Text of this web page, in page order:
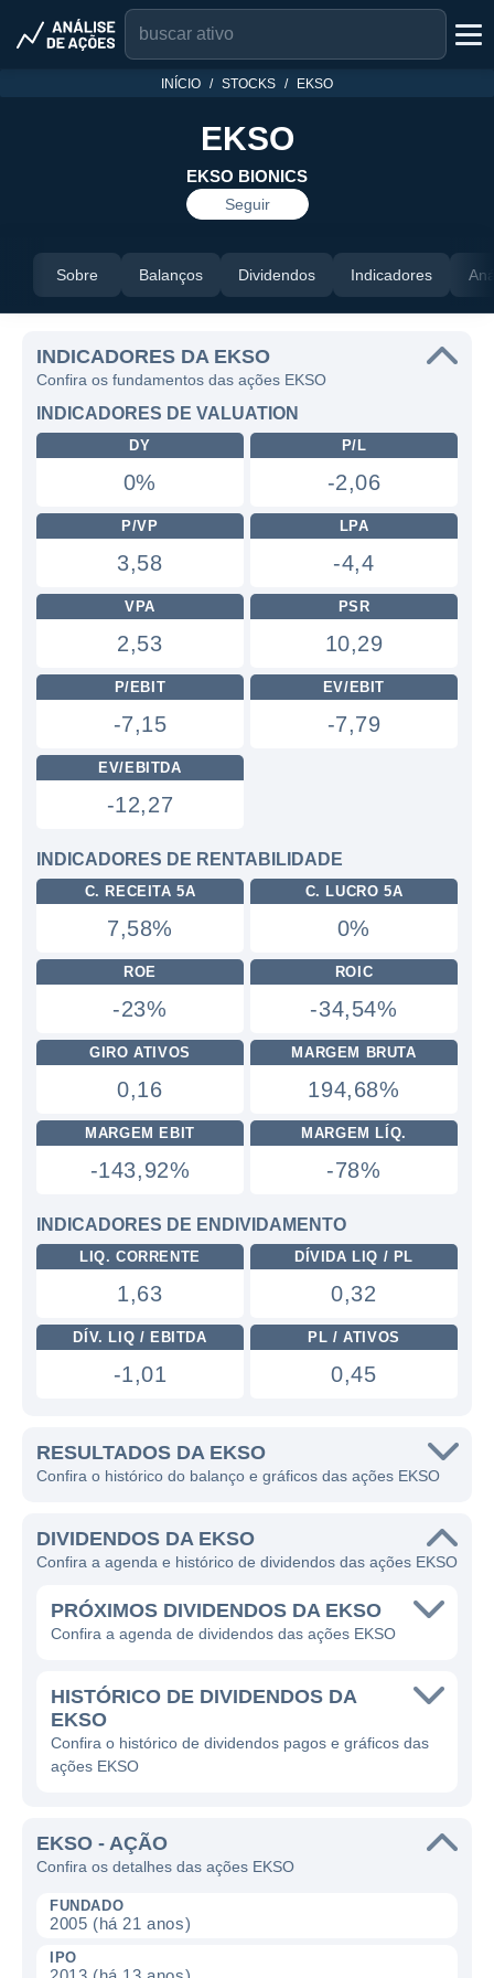
INÍCIO STOCKS EKSO
EKSO
EKSO BIONICS
Seguir
Sobre Balanços Dividendos Indicadores
INDICADORES DA EKSO
Confira os fundamentos das ações EKSO
INDICADORES DE VALUATION
DY
0%
P/L
-2,06
P/VP
3,58
LPA
-4,4
VPA
2,53
PSR
10,29
P/EBIT
-7,15
EV/EBIT
-7,79
EV/EBITDA
-12,27
INDICADORES DE RENTABILIDADE
C. RECEITA 5A
7,58%
C. LUCRO 5A
0%
ROE
-23%
ROIC
-34,54%
GIRO ATIVOS
0,16
MARGEM BRUTA
194,68%
MARGEM EBIT
-143,92%
MARGEM LÍQ.
-78%
INDICADORES DE ENDIVIDAMENTO
LIQ. CORRENTE
1,63
DÍVIDA LIQ / PL
0,32
DÍV. LIQ / EBITDA
-1,01
PL / ATIVOS
0,45
RESULTADOS DA EKSO
Confira o histórico do balanço e gráficos das ações EKSO
DIVIDENDOS DA EKSO
Confira a agenda e histórico de dividendos das ações EKSO
PRÓXIMOS DIVIDENDOS DA EKSO
Confira a agenda de dividendos das ações EKSO
HISTÓRICO DE DIVIDENDOS DA
EKSO
Confira o histórico de dividendos pagos e gráficos das
ações EKSO
EKSO - AÇÃO
Confira os detalhes das ações EKSO
FUNDADO
2005 (há 21 anos)
IPO